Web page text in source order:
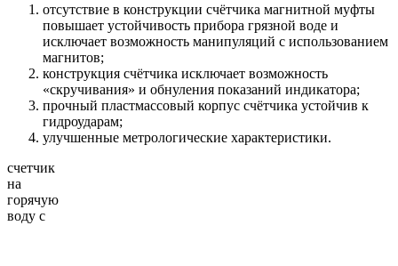
отсутствие в конструкции счётчика магнитной муфты
повышает устойчивость прибора грязной воде и
исключает возможность манипуляций с использованием
магнитов;
конструкция счётчика исключает возможность
«скручивания» и обнуления показаний индикатора;
прочный пластмассовый корпус счётчика устойчив к
гидроударам;
улучшенные метрологические характеристики.
счетчик
на
горячую
воду с